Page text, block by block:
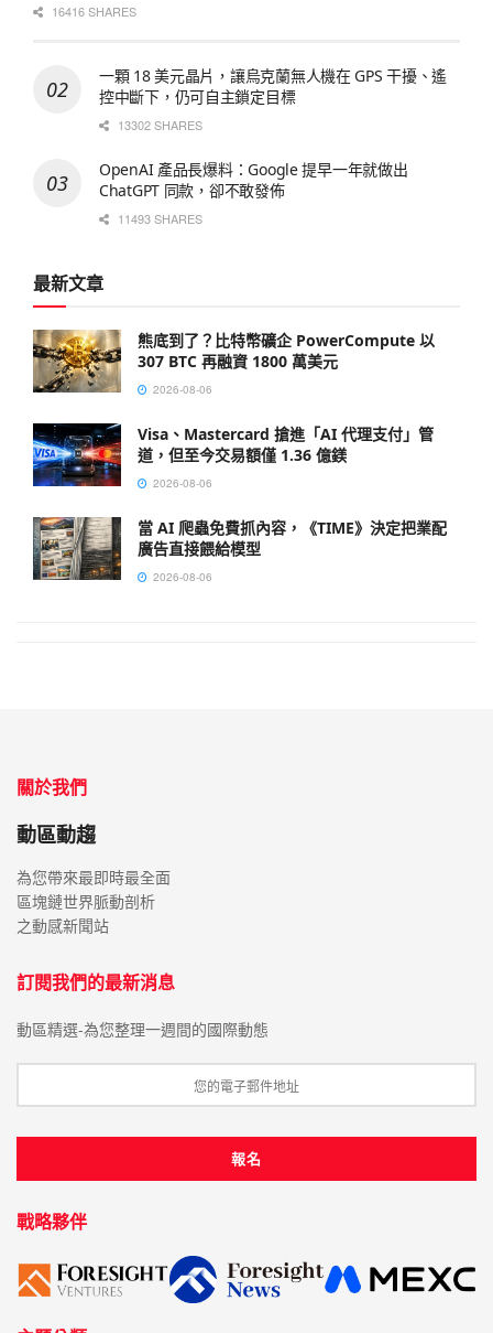
16416 SHARES
一顆 18 美元晶片，讓烏克蘭無人機在 GPS 干擾、遙
控中斷下，仍可自主鎖定目標
13302 SHARES
OpenAI 產品長爆料：Google 提早一年就做出
ChatGPT 同款，卻不敢發佈
11493 SHARES
最新文章
熊底到了？比特幣礦企 PowerCompute 以
307 BTC 再融資 1800 萬美元
2026-08-06
Visa、Mastercard 搶進「AI 代理支付」管
道，但至今交易額僅 1.36 億鎂
2026-08-06
當 AI 爬蟲免費抓內容，《TIME》決定把業配
廣告直接餵給模型
2026-08-06
關於我們
動區動趨
為您帶來最即時最全面
區塊鏈世界脈動剖析
之動感新聞站
訂閱我們的最新消息
動區精選-為您整理一週間的國際動態
戰略夥伴